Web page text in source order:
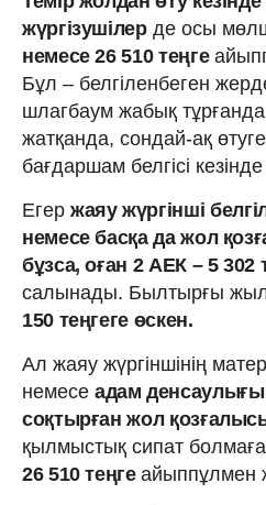
жүргізушілерде осы
немесе 26 510 теңге
Бұл – белгіленбеген
шлагбаум жабық
жатқанда, сондай-ақ
бағдаршам белгісі
Егер жаяу жүргінші
немесе басқа да жол
бұзса, оған 2 АЕК – 5 302
салынады. Былтырғы
150 теңгеге өскен.
Ал жаяу жүргіншінің
немесе адам
соқтырған жол
қылмыстық сипат
26 510 теңгеайыппұлмен